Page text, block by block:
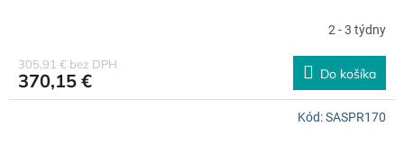
A
R
M
O
2 - 3 týdny
305,91 € bez DPH
370,15 € Do košíka
Kód:SASPR170